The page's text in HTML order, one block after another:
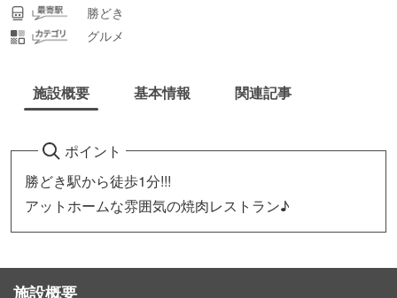
勝どき
グルメ
施設概要 基本情報 関連記事
ポイント
勝どき駅から徒歩1分!!!
アットホームな雰囲気の焼肉レストラン♪
施設概要